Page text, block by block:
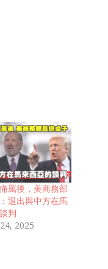
罵後，美商務部
退出與中方在馬
判
2025